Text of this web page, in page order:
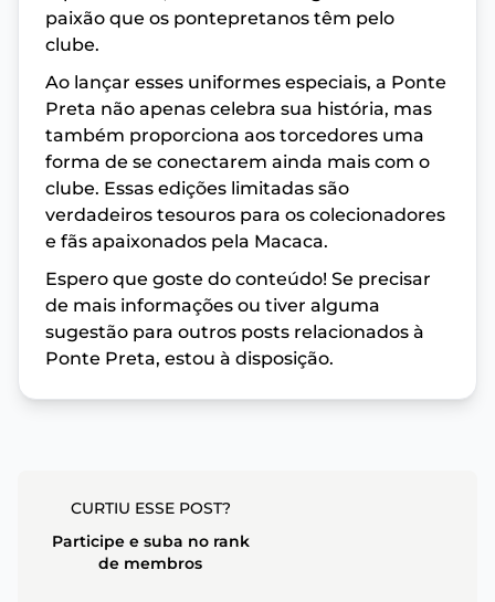
paixão que os pontepretanos têm pelo
clube.
Ao lançar esses uniformes especiais, a Ponte
Preta não apenas celebra sua história, mas
também proporciona aos torcedores uma
forma de se conectarem ainda mais com o
clube. Essas edições limitadas são
verdadeiros tesouros para os colecionadores
e fãs apaixonados pela Macaca.
Espero que goste do conteúdo! Se precisar
de mais informações ou tiver alguma
sugestão para outros posts relacionados à
Ponte Preta, estou à disposição.
CURTIU ESSE POST?
Participe e suba no rank
de membros